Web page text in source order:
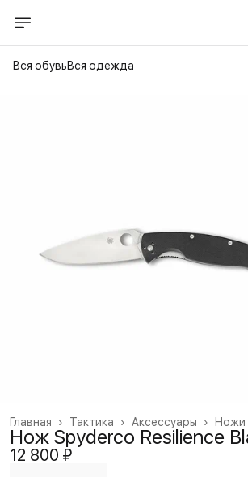
Вся обувьВся одежда
Ножи
Аксессуары ›
Тактика ›
Главная ›
Нож Spyderco Resilience
12 800 ₽